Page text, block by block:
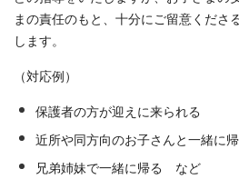
まの責任のもと、十分にご留意くださ
します。
（対応例）
保護者の方が迎えに来られる
近所や同方向のお子さんと一緒に
兄弟姉妹で一緒に帰る など